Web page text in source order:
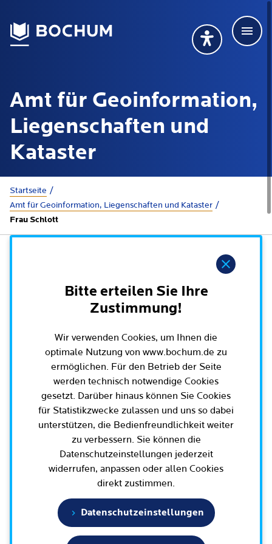
Übersetzung
Deutsch
Amt für Geoinformation,
Liegenschaften und
Kataster
Startseite
Amt für Geoinformation, Liegenschaften und Kataster
Frau Schlott
Bitte erteilen Sie Ihre
Zustimmung!
Wir verwenden Cookies, um Ihnen die
optimale Nutzung von www.bochum.de zu
ermöglichen. Für den Betrieb der Seite
werden technisch notwendige Cookies
gesetzt. Darüber hinaus können Sie Cookies
für Statistikzwecke zulassen und uns so dabei
unterstützen, die Bedienfreundlichkeit weiter
zu verbessern. Sie können die
Datenschutzeinstellungen jederzeit
widerrufen, anpassen oder allen Cookies
direkt zustimmen.
Datenschutzeinstellungen
Übersetzung wählen (öffnet sich in Google
Deutsch
115 anrufen Mehr erfahren
Rathaus
Online-Dienste - Serviceportal
Rathauskalender
Amtsblatt / Ausschreibungen / Ortsrecht
Haushalt
Arbeitgeberin Stadt Bochum
Oberbürgermeister und Verwaltungsvorstand
Bürgerbüro
Geoportal und Stadtplan
Lebenslagen
Migration und Integration
Ehe und Trennung
Geburt und Kindheit
Schule, (Aus-)Bildung und Studium
Arbeit und Rente
Dienstleistungen für Unternehmen
Mobilität
Bauen, Wohnen und Umzug
Engagement und Beteiligung
Tierhaltung und Wildtiere
Gesundheit und Krankheit
Rat der Stadt Bochum
Ausschüsse und Beiräte
Oberbürgermeister, Bürgermeisterinnen und
Bezirksvertretungen
Stadtpolitik - einfach erklärt
Bisherige Oberbürgermeisterinnen und
Oberbürgermeister
Bochumer Vertretung in den Parlamenten
Bürgerbeteiligung und Bürgerinfo
Bürgerkonferenzen
Bürgersprechstunden
Büro für Bürgerbeteiligung
Aktuelle Presse­meldungen
5 Botschaften für Bochum
Bürgerbeteiligungsplattform
Rund um Bochum
Ehrenamt
Radfahren in Bochum
Geoportal und Stadtplan
E-Mobilität / Verkehr / Parken / Baustellen
Wissenschaft und Bildung
Europa und Internationales
Geschichte / Tradition
Statistik und Zahlen
Schnellnavigation
(Online)Dienste Terminbuchung
Familie und Kita Karriere und Jobs